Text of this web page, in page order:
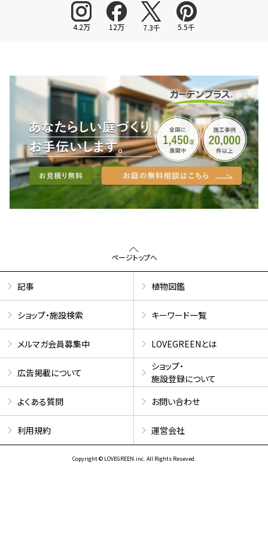
4.2万 12万 7.3千 5.5千
ページトップへ
記事 植物図鑑
ショップ・施設検索 キーワード一覧
メルマガ会員募集中 LOVEGREENとは
広告掲載について
ショップ・
施設登録について
よくある質問
お問い合わせ
利用規約 運営会社
Copyright © LOVEGREEN.inc. All Rights Reseved.